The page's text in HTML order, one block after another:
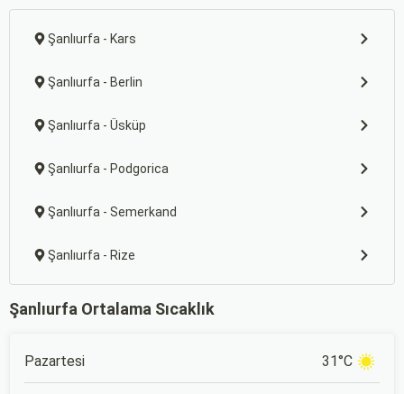
Şanlıurfa - Kars
Şanlıurfa - Berlin
Şanlıurfa - Üsküp
Şanlıurfa - Podgorica
Şanlıurfa - Semerkand
Şanlıurfa - Rize
Şanlıurfa Ortalama Sıcaklık
Pazartesi 31°C